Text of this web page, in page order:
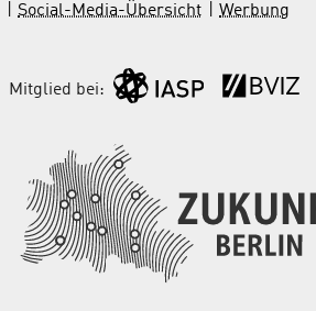
Social-Media-Übersicht
Werbung
Mitglied bei: